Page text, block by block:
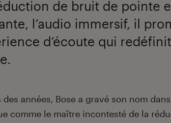
de bruit de pointe
l’audio immersif, il
d’écoute qui
des années, Bose a gravé son nom
comme le maître incontesté de la